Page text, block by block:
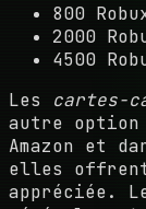
800
2000
4500
Les cartes-
autre
Amazon et
elles
appréciée.